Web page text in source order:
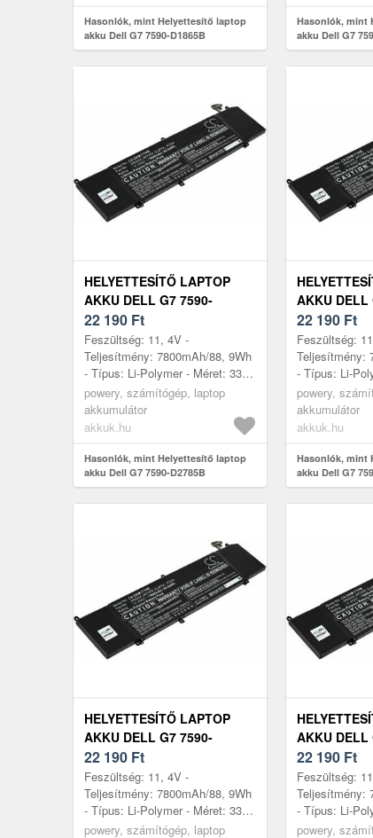
Hasonlók, mint Helyettesítő laptop
akku Dell G7 7590-D1865B
Hasonlók, mint
akku Dell G7
HELYETTESÍTŐ LAPTOP
AKKU DELL G7 7590-
D2785B
22 190 Ft
Feszültség: 11, 4V -
Teljesítmény: 7800mAh/88, 9Wh
- Típus: Li-Polymer - Méret: 332,
6mm x 86, 1mm x 11, 6mm
powery, számítógép, laptop
akkumulátor
akkuk.hu
Hasonlók, mint Helyettesítő laptop
akku Dell G7 7590-D2785B
AKKU DELL
D2788B
22 190 Ft
Feszültség:
Teljesítmény:
- Típus: Li-
6mm x 86,
powery,
akkumulátor
akkuk.hu
Hasonlók, mint
akku Dell G7
HELYETTESÍTŐ LAPTOP
AKKU DELL G7 7590-
D3885B
22 190 Ft
Feszültség: 11, 4V -
Teljesítmény: 7800mAh/88, 9Wh
- Típus: Li-Polymer - Méret: 332,
6mm x 86, 1mm x 11, 6mm
powery, számítógép, laptop
AKKU DELL
D3888B
22 190 Ft
Feszültség:
Teljesítmény:
- Típus: Li-
6mm x 86,
powery,